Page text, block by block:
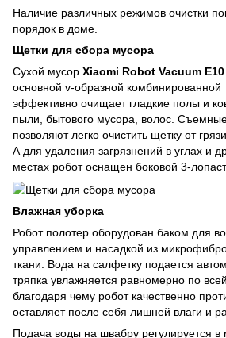
Наличие различных режимов очистки
порядок в доме.
Щетки для сбора мусора
Сухой мусор Xiaomi Robot Vacuum E10
основной v-образной комбинированной
эффективно очищает гладкие полы и
пыли, бытового мусора, волос.
позволяют легко очистить щетку от
А для удаления загрязнений в углах и
местах робот оснащен боковой 3-
Влажная уборка
Робот полотер оборудован баком для
управлением и насадкой из
ткани. Вода на салфетку подается
тряпка увлажняется равномерно по
благодаря чему робот качественно
оставляет после себя лишней влаги и
Подача воды на швабру регулируется